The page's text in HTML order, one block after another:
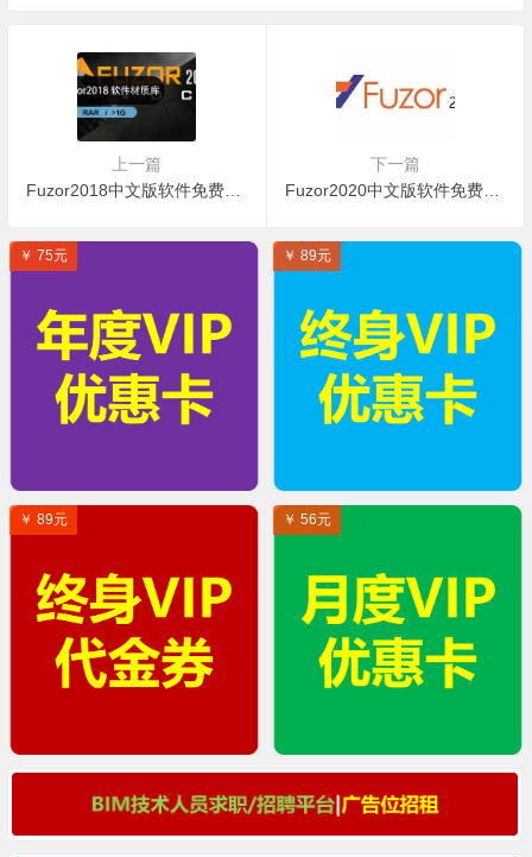
上一篇
Fuzor2018中文版软件免费下载及安装教程
下一篇
Fuzor2020中文版软件免费下载及安装教程
￥ 75元 ￥ 89元
￥ 89元 ￥ 56元